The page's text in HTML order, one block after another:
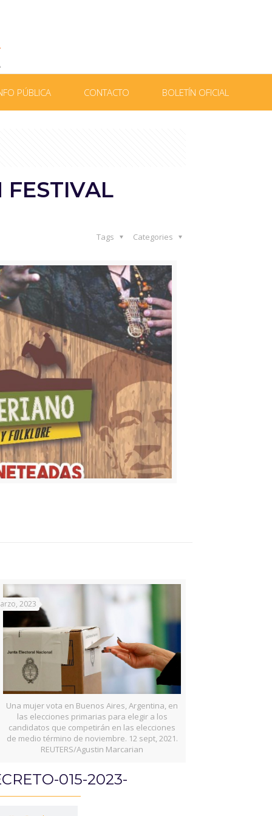
PÚBLICA CONTACTO BOLETÍN OFICIAL
FESTIVAL
Categories
Tags
Una mujer vota en Buenos Aires, Argentina, en
las elecciones primarias para elegir a los
candidatos que competirán en las elecciones
de medio término de noviembre. 12 sept, 2021.
REUTERS/Agustin Marcarian
2023
015-2023-